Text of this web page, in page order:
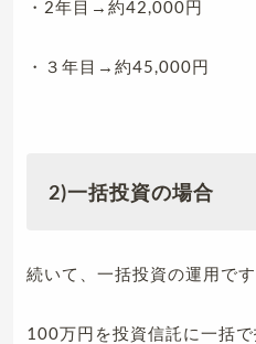
・2年目→約42,000円
・３年目→約45,000円
2)一括投資の場合
続いて、一括投資の運用です
100万円を投資信託に一括